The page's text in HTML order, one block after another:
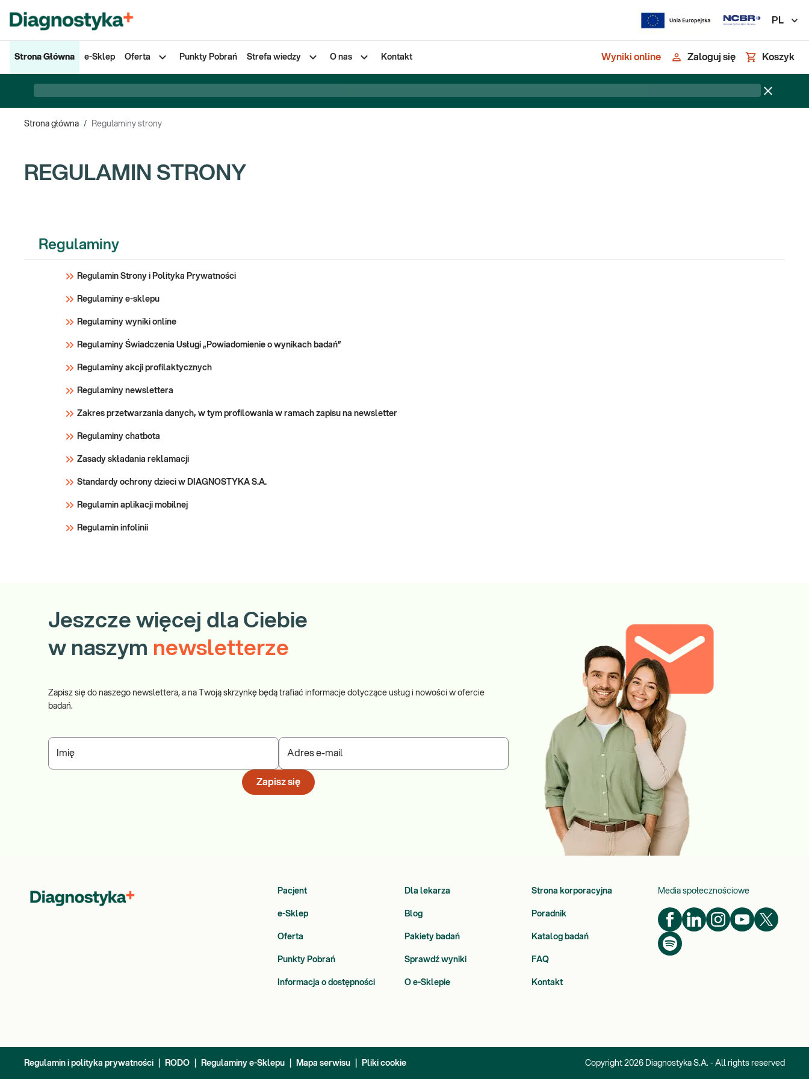
PL
Strona Główna e-Sklep Oferta Punkty Pobrań Strefa wiedzy O nas Kontakt Wyniki online Zaloguj się Koszyk
Strona główna / Regulaminy strony
REGULAMIN STRONY
Regulaminy
Regulamin Strony i Polityka Prywatności
Regulaminy e-sklepu
Regulaminy wyniki online
Regulaminy Świadczenia Usługi „Powiadomienie o wynikach badań”
Regulaminy akcji profilaktycznych
Regulaminy newslettera
Zakres przetwarzania danych, w tym profilowania w ramach zapisu na newsletter
Regulaminy chatbota
Zasady składania reklamacji
Standardy ochrony dzieci w DIAGNOSTYKA S.A.
Regulamin aplikacji mobilnej
Regulamin infolinii
Jeszcze więcej dla Ciebie
w naszym newsletterze
Zapisz się do naszego newslettera, a na Twoją skrzynkę będą trafiać informacje dotyczące usług i nowości w ofercie
badań.
Imię Adres e-mail
Zapisz się
Pacjent Dla lekarza Strona korporacyjna
e-Sklep Blog Poradnik
Oferta Pakiety badań Katalog badań
Punkty Pobrań Sprawdź wyniki FAQ
Informacja o dostępności O e-Sklepie Kontakt
Media społecznościowe
Regulamin i polityka prywatności RODO Regulaminy e-Sklepu Mapa serwisu Pliki cookie Copyright 2026 Diagnostyka S.A. - All rights reserved